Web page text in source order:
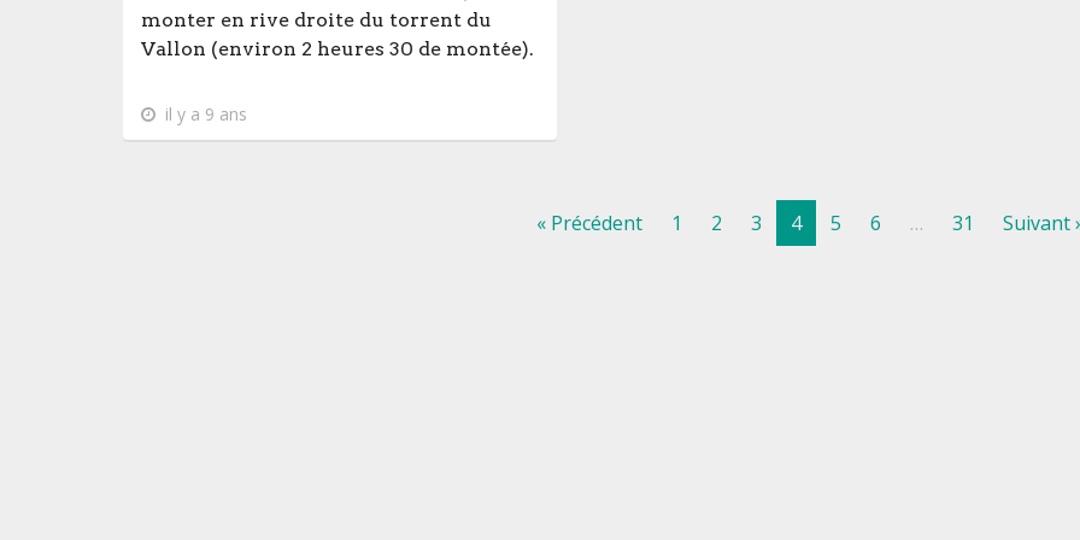
monter en rive droite du torrent du
Vallon (environ 2 heures 30 de montée).
il y a 9 ans
« Précédent 1 2 3 4 5 6 … 31 Suivant